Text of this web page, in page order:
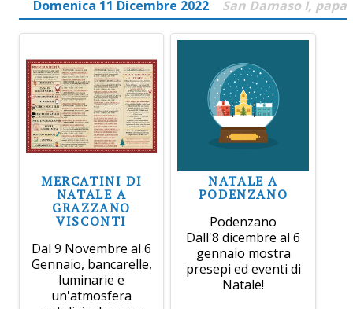
Domenica 11 Dicembre 2022 San Damaso I, papa
MERCATINI DI
NATALE A
GRAZZANO
VISCONTI
Dal 9 Novembre al 6
Gennaio, bancarelle,
luminarie e
un'atmosfera
NATALE A
PODENZANO
Podenzano
Dall'8 dicembre al 6
gennaio mostra
presepi ed eventi di
Natale!